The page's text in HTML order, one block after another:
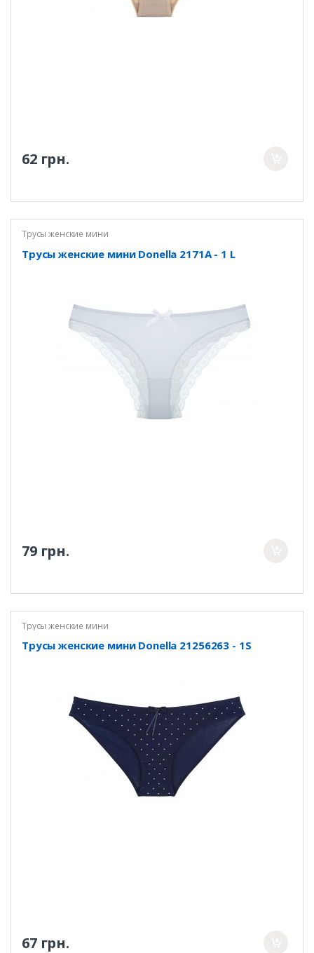
62 грн.
Трусы женские мини
Трусы женские мини Donella 2171A - 1 L
79 грн.
Трусы женские мини
Трусы женские мини Donella 21256263 - 1S
67 грн.